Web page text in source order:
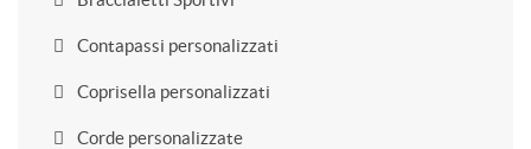
Contapassi personalizzati
Coprisella personalizzati
Corde personalizzate